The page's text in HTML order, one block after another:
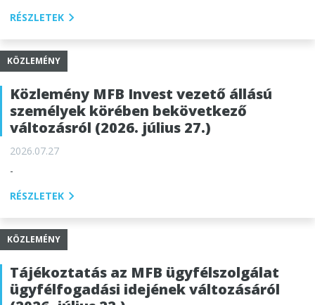
RÉSZLETEK
KÖZLEMÉNY
Közlemény MFB Invest vezető állású
személyek körében bekövetkező
változásról (2026. július 27.)
2026.07.27
-
RÉSZLETEK
KÖZLEMÉNY
Tájékoztatás az MFB ügyfélszolgálat
ügyfélfogadási idejének változásáról